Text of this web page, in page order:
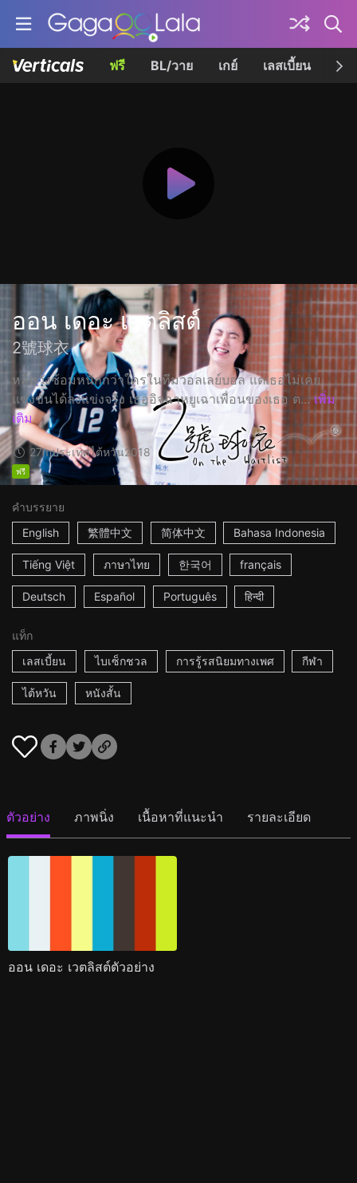
ฟรี BL/วาย เกย์ เลสเบี้ยน เค
ออน เดอะ เวตลิสต์
2號球衣
หลี่หวังซ้อมหนักกว่าใครในทีมวอลเลย์บอล แต่เธอไม่เคย
แข่งขันได้ลงแข่งจริง เธออิจฉาหยูเฉาเพื่อนของเธอ ต... เพิ่ม
เติม
27mประเทศไต้หวัน2018
ฟรี
คำบรรยาย
English
繁體中文 简体中文 Bahasa Indonesia
Tiếng Việt ภาษาไทย 한국어 français
Deutsch Español Português हिन्दी
แท็ก
เลสเบี้ยน
ไบเซ็กชวล การรู้รสนิยมทางเพศ กีฬา
ไต้หวัน หนังสั้น
ตัวอย่าง ภาพนิ่ง เนื้อหาที่แนะนำ รายละเอียด
ออน เดอะ เวตลิสต์ตัวอย่าง